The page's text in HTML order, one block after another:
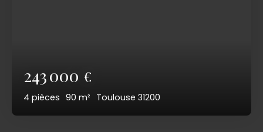
243 000 €
4 pièces 90 m² Toulouse 31200